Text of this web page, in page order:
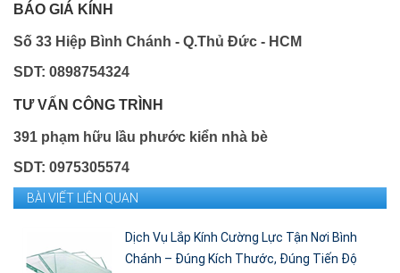
BÁO GIÁ KÍNH
Số 33 Hiệp Bình Chánh - Q.Thủ Đức - HCM
SDT: 0898754324
TƯ VẤN CÔNG TRÌNH
391 phạm hữu lầu phước kiển nhà bè
SDT: 0975305574
BÀI VIẾT LIÊN QUAN
Dịch Vụ Lắp Kính Cường Lực Tận Nơi Bình
Chánh – Đúng Kích Thước, Đúng Tiến Độ